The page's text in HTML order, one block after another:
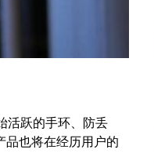
活跃的手环、防丢
品也将在经历用户的